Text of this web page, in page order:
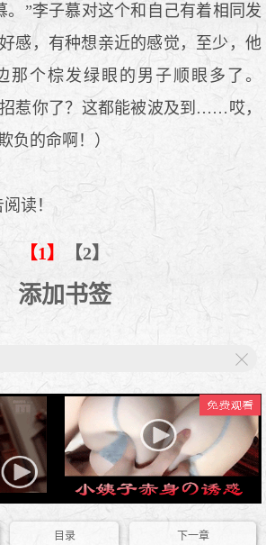
”李子慕对这个和自己有着相同发
感，有种想亲近的感觉，至少，他
那个棕发绿眼的男子顺眼多了。
招惹你了？这都能被波及到……哎，
负的命啊！）
读！
【1】 【2】
添加书签
目录 下一章